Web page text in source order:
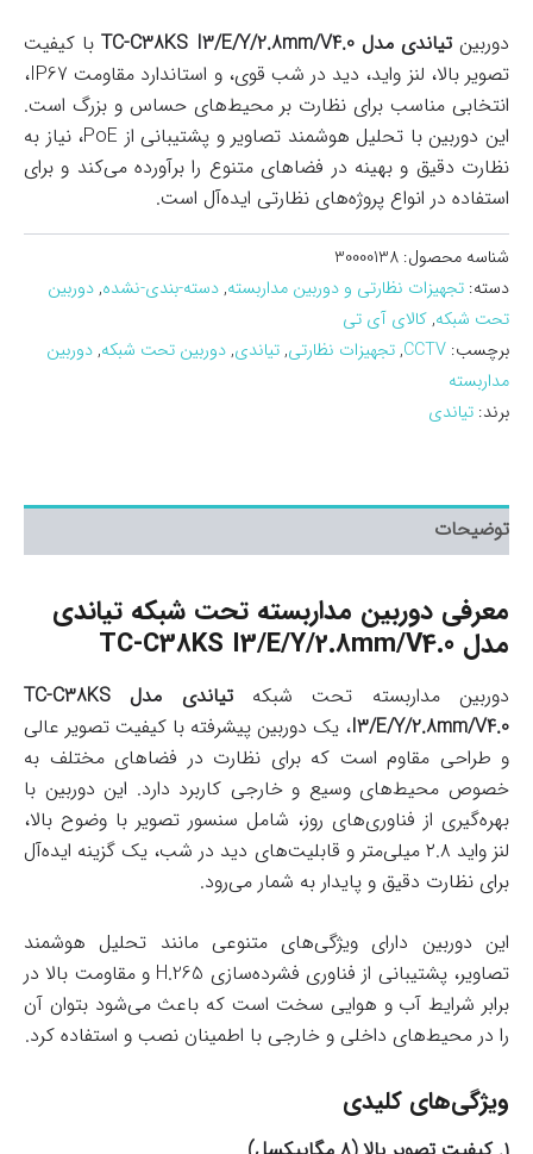
دوربینتیاندی مدل TC-C38KS I3/E/Y/2.8mm/V4.0
با کیفیت
تصویر بالا، لنز واید، دید در شب قوی، و استاندارد مقاومت IP67،
انتخابی مناسب برای نظارت بر محیط‌های حساس و بزرگ است.
این دوربین با تحلیل هوشمند تصاویر و پشتیبانی از PoE، نیاز به
نظارت دقیق و بهینه در فضاهای متنوع را برآورده می‌کند و برای
استفاده در انواع پروژه‌های نظارتی ایده‌آل است.
شناسه محصول: 30000138
دسته: تجهیزات نظارتی و دوربین مداربسته,دسته-بندی-نشده,دوربین
تحت شبکه,کالای آی تی
برچسب: CCTV
,تجهیزات نظارتی,تیاندی,دوربین تحت شبکه,دوربین
مداربسته
برند: تیاندی
توضیحات
معرفی دوربین مداربسته تحت شبکه تیاندی
مدل TC-C38KS I3/E/Y/2.8mm/V4.0
دوربین مداربسته تحت شبکه
تیاندی مدل TC-C38KS
I3/E/Y/2.8mm/V4.0، یک دوربین پیشرفته با کیفیت تصویر عالی
و طراحی مقاوم است که برای نظارت در فضاهای مختلف به
خصوص محیط‌های وسیع و خارجی کاربرد دارد. این دوربین با
بهره‌گیری از فناوری‌های روز، شامل سنسور تصویر با وضوح بالا،
لنز واید ۲.۸ میلی‌متر و قابلیت‌های دید در شب، یک گزینه ایده‌آل
برای نظارت دقیق و پایدار به شمار می‌رود.
این دوربین دارای ویژگی‌های متنوعی مانند تحلیل هوشمند
تصاویر، پشتیبانی از فناوری فشرده‌سازی H.265 و مقاومت بالا در
برابر شرایط آب و هوایی سخت است که باعث می‌شود بتوان آن
را در محیط‌های داخلی و خارجی با اطمینان نصب و استفاده کرد.
ویژگی‌های کلیدی